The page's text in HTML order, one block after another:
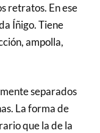
retratos. En ese
Íñigo. Tiene
ampolla,
separados
La forma de
que la de la